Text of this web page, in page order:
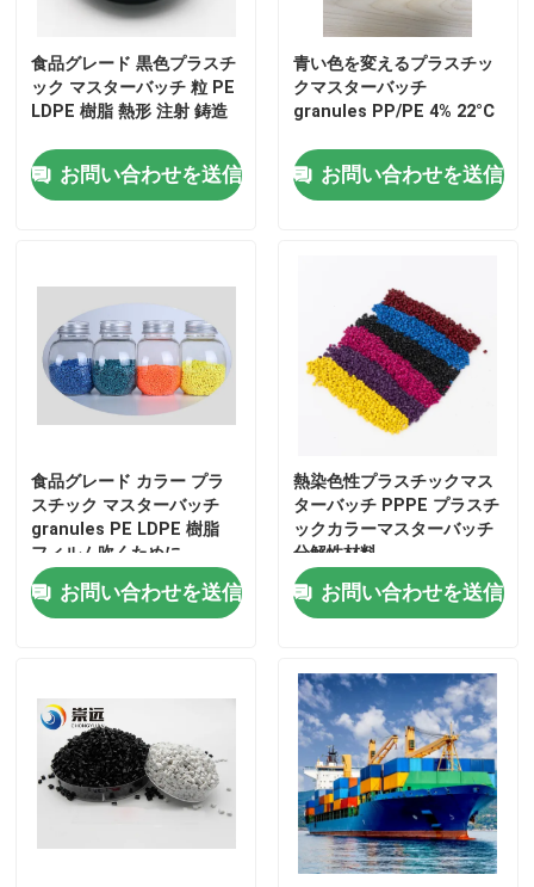
家へ
ビデオ
わたしたち に つい て
工場 ツアー
品質管理
引金 を 求め て ください
プラスチック マスタ・バッチ
食品グレード 黒色プラスチ
ック マスターバッチ 粒 PE
LDPE 樹脂 熱形 注射 鋳造
お問い合わせを送信
青い色を変えるプラスチッ
クマスターバッチ
granules PP/PE 4% 22°C
お問い合わせを送信
食品グレード カラー プラ
スチック マスターバッチ
granules PE LDPE 樹脂
フィルム吹くために
お問い合わせを送信
熱染色性プラスチックマス
ターバッチ PPPE プラスチ
ックカラーマスターバッチ
分解性材料
お問い合わせを送信